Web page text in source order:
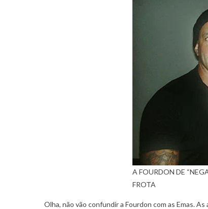
A FOURDON DE
FROTA
Olha, não vão confundir a Fourdon com as Emas.